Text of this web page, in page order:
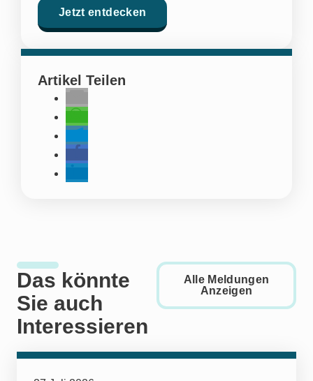
Jetzt entdecken
Artikel Teilen
Das könnte
Sie auch
Interessieren
Alle Meldungen
Anzeigen